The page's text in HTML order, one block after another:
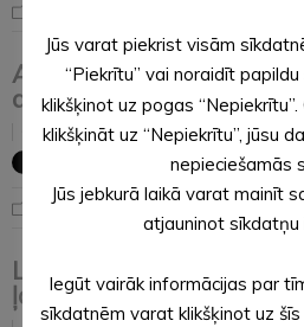
Alūksnes novada
administrācijas darba
16.06.2021
Noderīga informācija
Līgo saule, līgo bite, līgo
ļaudis!
Jūs varat piekrist visām
“Piekrītu” vai noraidīt
klikšķinot uz pogas
klikšķināt uz “Nepiekrītu”, jūsu
nepieciešamās
Jūs jebkurā laikā varat mainīt
atjauninot sīkdatņu
Iegūt vairāk informācijas par
sīkdatnēm varat klikšķinot uz